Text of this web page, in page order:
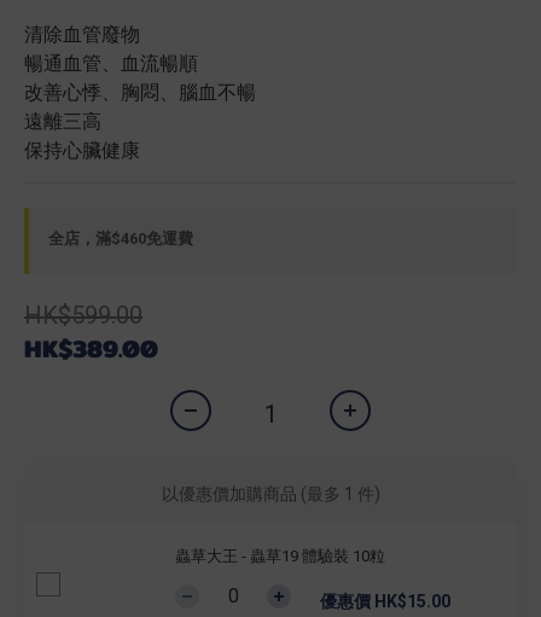
清除血管廢物
暢通血管、血流暢順
改善心悸、胸悶、腦血不暢
遠離三高
保持心臟健康
全店，滿$460免運費
HK$599.00
HK$389.00
以優惠價加購商品 (最多 1 件)
蟲草大王 - 蟲草19 體驗裝 10粒
優惠價 HK$15.00